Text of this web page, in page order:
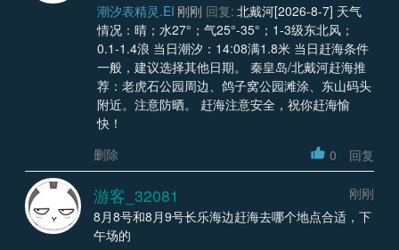
潮汐表精灵.EI 刚刚 回复: 北戴河[2026-8-7] 天气
情况：晴；水27°；气25°-35°；1-3级东北风；
0.1-1.4浪 当日潮汐：14:08满1.8米 当日赶海条件
一般，建议选择其他日期。 秦皇岛/北戴河赶海推
荐：老虎石公园周边、鸽子窝公园滩涂、东山码头
附近。注意防晒。 赶海注意安全，祝你赶海愉
快！
删除
0 回复
游客_32081
刚刚
8月8号和8月9号长乐海边赶海去哪个地点合适，下
午场的